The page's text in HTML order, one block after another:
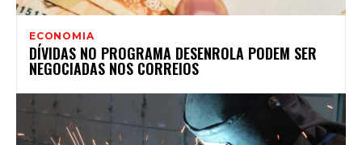
ECONOMIA
DÍVIDAS NO PROGRAMA DESENROLA PODEM SER
NEGOCIADAS NOS CORREIOS